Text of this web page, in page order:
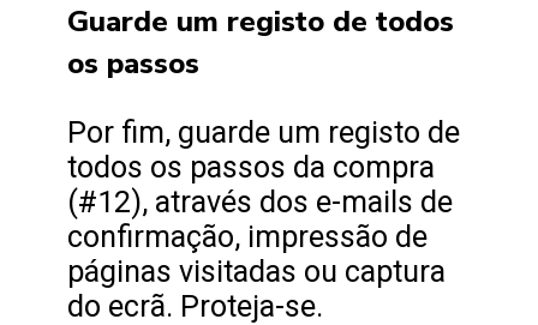
Guarde um registo de todos
os passos
Por fim, guarde um registo de
todos os passos da compra
(#12), através dos e-mails de
confirmação, impressão de
páginas visitadas ou captura
do ecrã. Proteja-se.